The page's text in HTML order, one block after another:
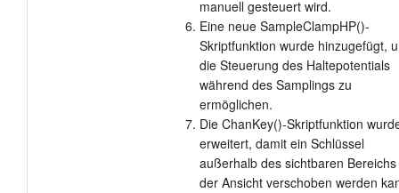
manuell gesteuert wird.
Eine neue SampleClampHP()-
Skriptfunktion wurde hinzugefügt,
die Steuerung des Haltepotentials
während des Samplings zu
ermöglichen.
Die ChanKey()-Skriptfunktion
erweitert, damit ein Schlüssel
außerhalb des sichtbaren Bereichs
der Ansicht verschoben werden